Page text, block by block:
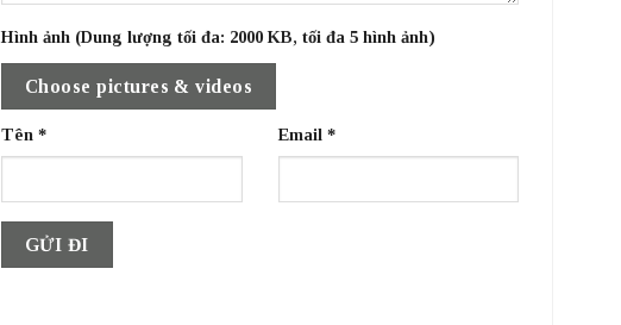
Hình ảnh (Dung lượng tối đa: 2000 KB, tối đa 5 hình ảnh)
Choose pictures & videos
Tên* Email *